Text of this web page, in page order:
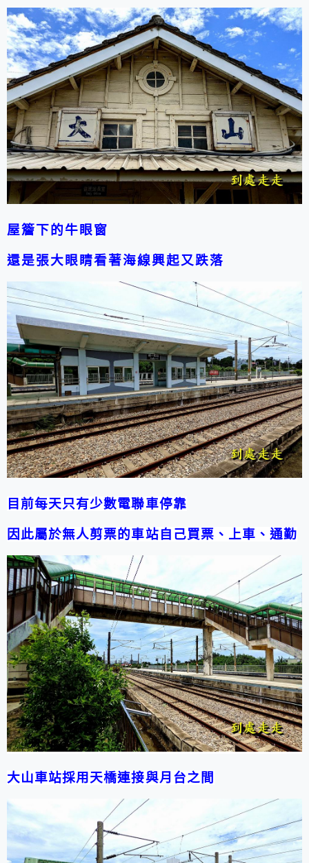
屋簷下的牛眼窗
還是張大眼睛看著海線興起又跌落
目前每天只有少數電聯車停靠
因此屬於無人剪票的車站自己買票、上車、通勤
大山車站採用天橋連接與月台之間